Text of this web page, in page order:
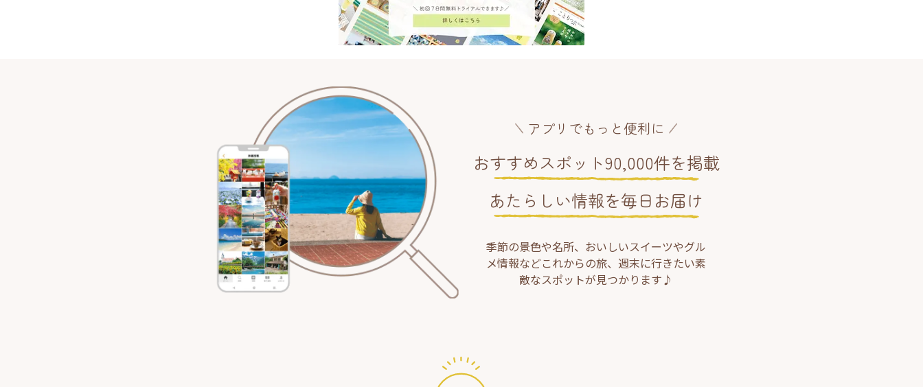
アプリでもっと便利に
おすすめスポット90,000件を掲載
あたらしい情報を毎日お届け
季節の景色や名所、おいしいスイーツやグル
メ情報などこれからの旅、週末に行きたい素
敵なスポットが見つかります♪